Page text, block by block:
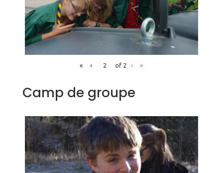
« ‹ of 2 › »
Camp de groupe